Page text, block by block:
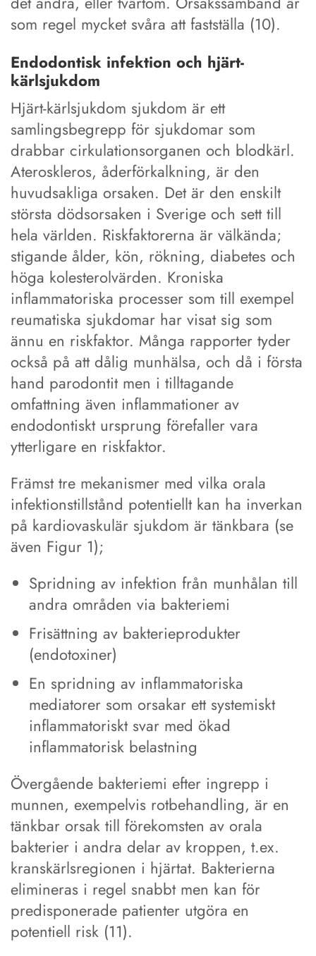
som regel mycket svåra att fastställa (10).
Endodontisk infektion och hjärt-
kärlsjukdom
Hjärt-kärlsjukdom sjukdom är ett
samlingsbegrepp för sjukdomar som
drabbar cirkulationsorganen och blodkärl.
Ateroskleros, åderförkalkning, är den
huvudsakliga orsaken. Det är den enskilt
största dödsorsaken i Sverige och sett till
hela världen. Riskfaktorerna är välkända;
stigande ålder, kön, rökning, diabetes och
höga kolesterolvärden. Kroniska
inflammatoriska processer som till exempel
reumatiska sjukdomar har visat sig som
ännu en riskfaktor. Många rapporter tyder
också på att dålig munhälsa, och då i första
hand parodontit men i tilltagande
omfattning även inflammationer av
endodontiskt ursprung förefaller vara
ytterligare en riskfaktor.
Främst tre mekanismer med vilka orala
infektionstillstånd potentiellt kan ha inverkan
på kardiovaskulär sjukdom är tänkbara (se
även Figur 1);
Spridning av infektion från munhålan till
andra områden via bakteriemi
Frisättning av bakterieprodukter
(endotoxiner)
En spridning av inflammatoriska
mediatorer som orsakar ett systemiskt
inflammatoriskt svar med ökad
inflammatorisk belastning
Övergående bakteriemi efter ingrepp i
munnen, exempelvis rotbehandling, är en
tänkbar orsak till förekomsten av orala
bakterier i andra delar av kroppen, t.ex.
kranskärlsregionen i hjärtat. Bakterierna
elimineras i regel snabbt men kan för
predisponerade patienter utgöra en
potentiell risk (11).